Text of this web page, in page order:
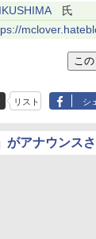
氏
リスト シ
がアナウンス